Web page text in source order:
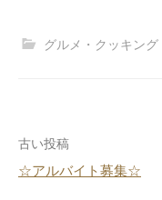
c
o
k
e
グルメ・クッキング
投
稿
古い投稿
☆アルバイト募集☆